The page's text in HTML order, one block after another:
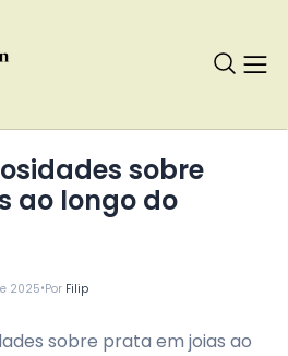
2025•Por Filip
ao longo do